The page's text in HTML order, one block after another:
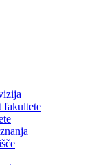
fakultete